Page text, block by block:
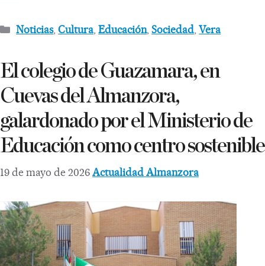
Noticias,Cultura,Educación,Sociedad ,Vera
El colegio de Guazamara, en
Cuevas del Almanzora,
galardonado por el Ministerio de
Educación como centro sostenible
19 de mayo de 2026Actualidad Almanzora